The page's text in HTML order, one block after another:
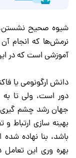
شیوه صحیح نشستن،
نرمش‌ها که انجام
آموزشی است که در
دانش ارگونومییا
دور است، ولی تا به
جهان رشد چشم
بهینه سازی ارتباط
باشد، بنا نهاده
بهره وری این